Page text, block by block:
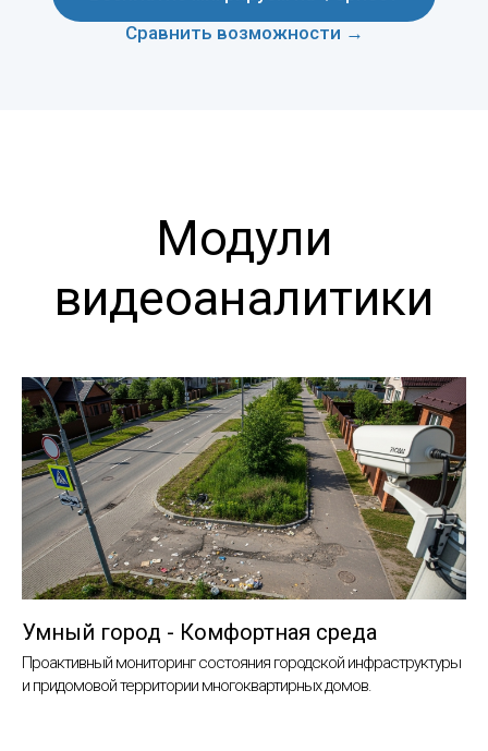
Сравнить возможности →
Модули
видеоаналитики
Умный город - Комфортная среда
Проактивный мониторинг состояния городской инфраструктуры
и придомовой территории многоквартирных домов.